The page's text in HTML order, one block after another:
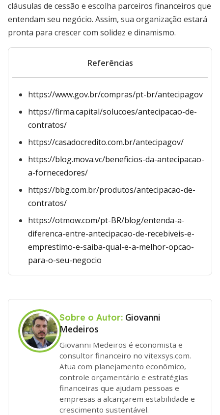
cláusulas de cessão e escolha parceiros financeiros que
entendam seu negócio. Assim, sua organização estará
pronta para crescer com solidez e dinamismo.
Referências
https://www.gov.br/compras/pt-br/antecipagov
https://firma.capital/solucoes/antecipacao-de-
contratos/
https://casadocredito.com.br/antecipagov/
https://blog.mova.vc/beneficios-da-antecipacao-
a-fornecedores/
https://bbg.com.br/produtos/antecipacao-de-
contratos/
https://otmow.com/pt-BR/blog/entenda-a-
diferenca-entre-antecipacao-de-recebiveis-e-
emprestimo-e-saiba-qual-e-a-melhor-opcao-
para-o-seu-negocio
Sobre o Autor: Giovanni
Medeiros
Giovanni Medeiros é economista e
consultor financeiro no vitexsys.com.
Atua com planejamento econômico,
controle orçamentário e estratégias
financeiras que ajudam pessoas e
empresas a alcançarem estabilidade e
crescimento sustentável.